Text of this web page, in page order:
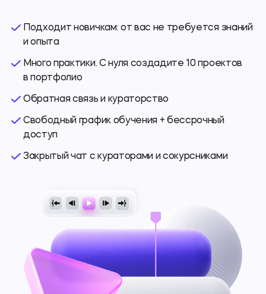
Подходит новичкам: от вас не требуется знаний
и опыта
Много практики. С нуля создадите 10 проектов
в портфолио
Обратная связь и кураторство
Свободный график обучения + бессрочный
доступ
Закрытый чат с кураторами и сокурсниками